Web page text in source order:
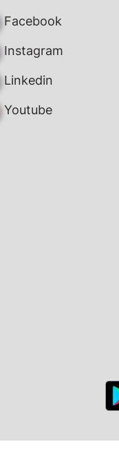
Facebook
Instagram
Linkedin
Youtube